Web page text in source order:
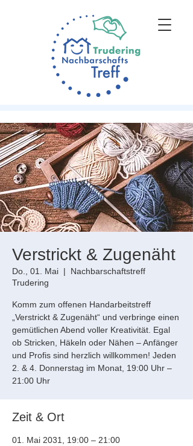
Verstrickt & Zugenäht
Do., 01. Mai
  |
Nachbarschaftstreff
Trudering
Komm zum offenen Handarbeitstreff
„Verstrickt & Zugenäht“ und verbringe einen
gemütlichen Abend voller Kreativität. Egal
ob Stricken, Häkeln oder Nähen – Anfänger
und Profis sind herzlich willkommen! Jeden
2. & 4. Donnerstag im Monat, 19:00 Uhr –
21:00 Uhr
Zeit & Ort
01. Mai 2031, 19:00 – 21:00